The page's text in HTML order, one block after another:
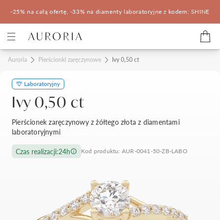
-25% na całą ofertę, -33% na diamenty laboratoryjne z kodem: SHINE
Kategorie
Pierścionki zaręczynowe
Pomocne
Salon Auroria Arkadia
Korzyści z zakupu
Auroria Pierścionki zaręczynowe Ivy 0,50 ct
Laboratoryjny
Ivy 0,50 ct
Pierścionek zaręczynowy z żółtego złota z diamentami
laboratoryjnymi
Czas realizacji:24h Kod produktu: AUR-0041-50-ZB-LABO